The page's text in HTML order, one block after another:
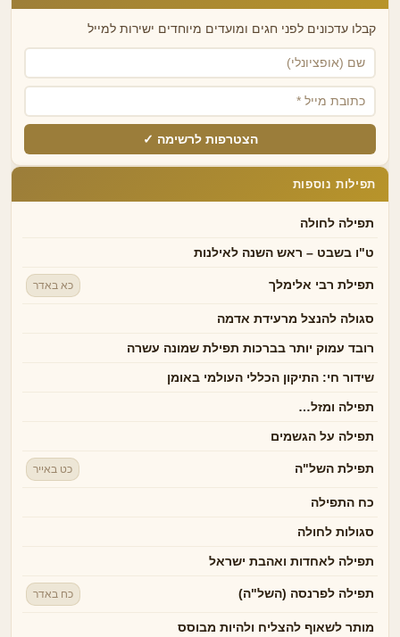
קבלו עדכונים לפני חגים ומועדים מיוחדים ישירות למייל
הצטרפות לרשימה ✓
תפילות נוספות
תפילה לחולה
ט"ו בשבט – ראש השנה לאילנות
תפילת רבי אלימלך כא באדר
סגולה להנצל מרעידת אדמה
רובד עמוק יותר בברכות תפילת שמונה עשרה
שידור חי: התיקון הכללי העולמי באומן
תפילה ומזל…
תפילה על הגשמים
תפילת השל"ה כט באייר
כח התפילה
סגולות לחולה
תפילה לאחדות ואהבת ישראל
תפילה לפרנסה (השל"ה) כח באדר
מותר לשאוף להצליח ולהיות מבוסס